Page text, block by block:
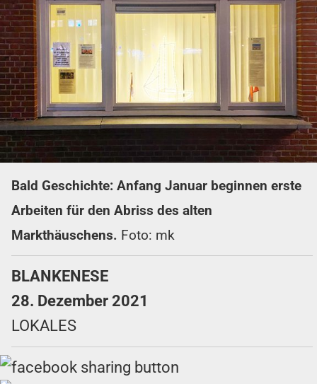
Bald Geschichte: Anfang Januar beginnen erste
Arbeiten für den Abriss des alten
Markthäuschens. Foto: mk
BLANKENESE
28. Dezember 2021
LOKALES